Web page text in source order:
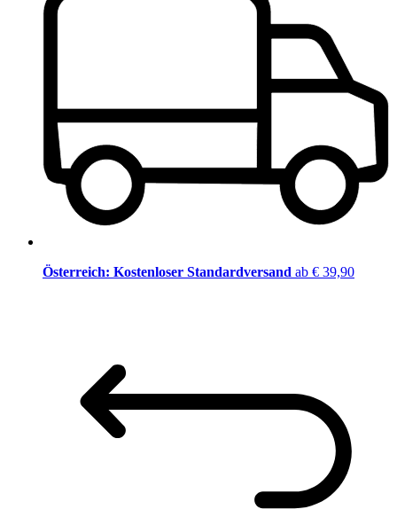
Österreich: Kostenloser Standardversand ab € 39,90